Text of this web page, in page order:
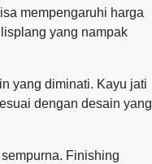
mempengaruhi harga
yang nampak
yang diminati. Kayu jati
dengan desain yang
Finishing